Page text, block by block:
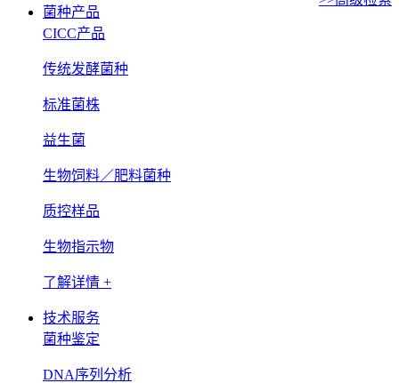
菌种产品
CICC产品
传统发酵菌种
标准菌株
益生菌
生物饲料／肥料菌种
质控样品
生物指示物
了解详情 +
技术服务
菌种鉴定
DNA序列分析